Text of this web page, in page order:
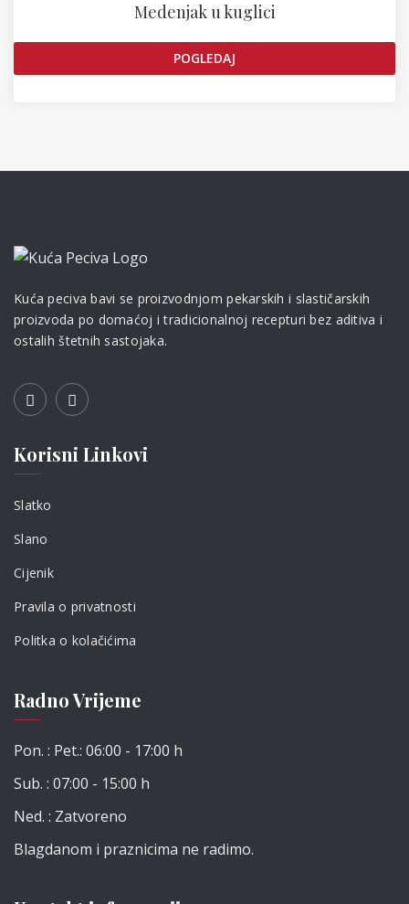
Medenjak u kuglici
POGLEDAJ
Kuća peciva bavi se proizvodnjom pekarskih i slastičarskih
proizvoda po domaćoj i tradicionalnoj recepturi bez aditiva i
ostalih štetnih sastojaka.
Korisni Linkovi
Slatko
Slano
Cijenik
Pravila o privatnosti
Politka o kolačićima
Radno Vrijeme
Pon. : Pet.: 06:00 - 17:00 h
Sub. : 07:00 - 15:00 h
Ned. : Zatvoreno
Blagdanom i praznicima ne radimo.